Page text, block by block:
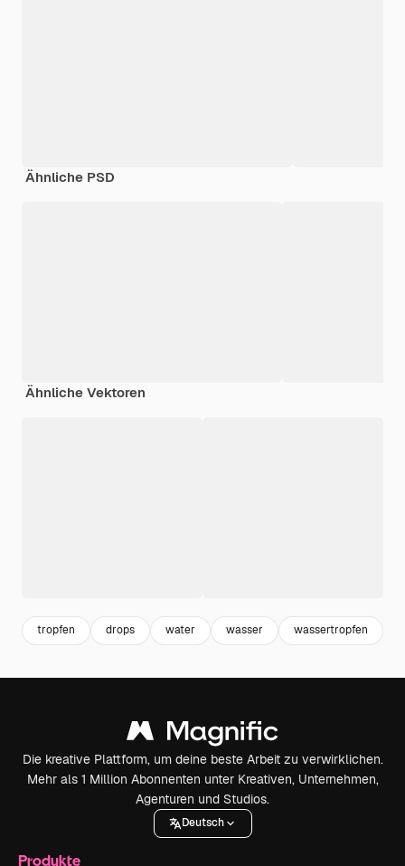
Ähnliche PSD
Ähnliche Vektoren
tropfen drops water wasser wassertropfen
Die kreative Plattform, um deine beste Arbeit zu verwirklichen.
Mehr als 1 Million Abonnenten unter Kreativen, Unternehmen,
Agenturen und Studios.
Deutsch
Produkte